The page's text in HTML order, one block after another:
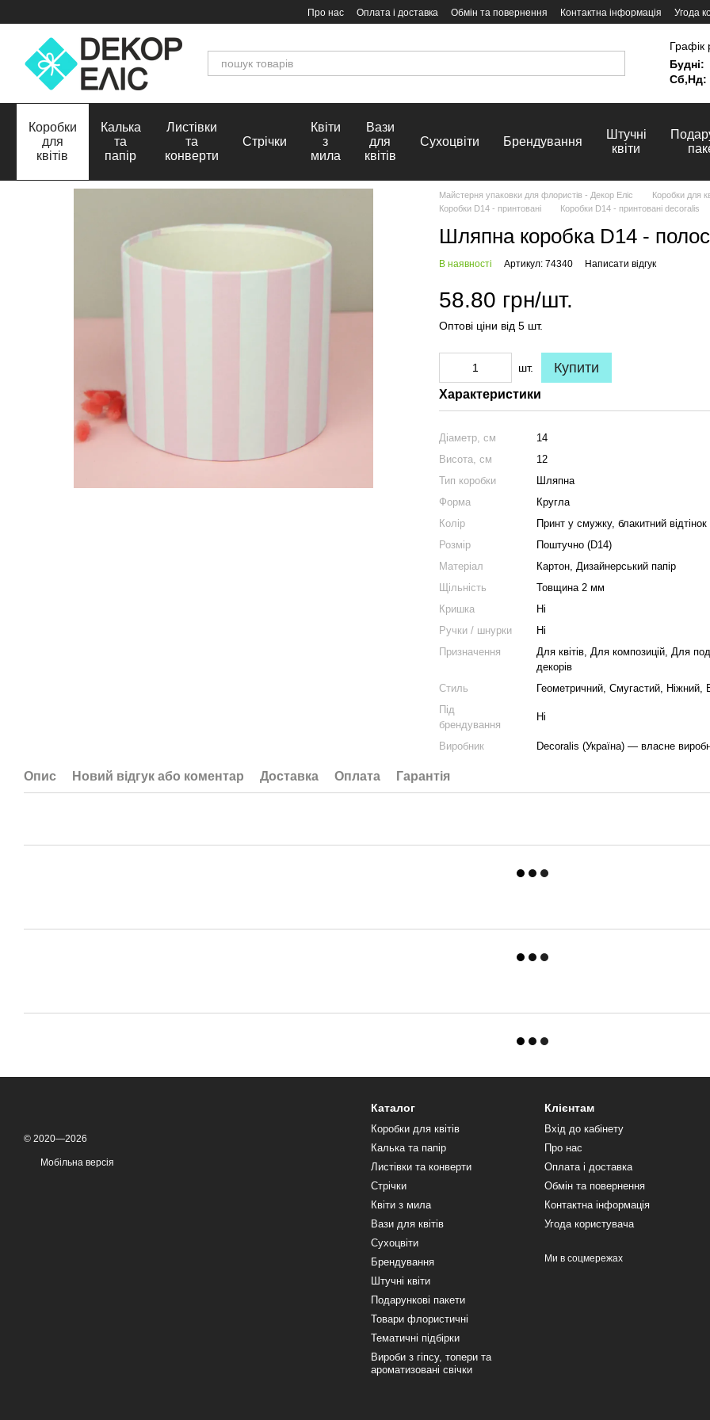
Про нас Оплата і доставка Обмін та повернення Контактна інформація Угода
Графік
Будні:
Сб,Нд:
Коробки
для
квітів
Калька
та
папір
Листівки
та
конверти
Стрічки
Квіти
з
мила
Вази
для
квітів
Сухоцвіти Брендування
Штучні
квіти
Майстерня упаковки для флористів - Декор Еліс Коробки для
Коробки D14 - принтовані
Коробки D14 - принтовані decoralis
Шляпна коробка D14 -
В наявності Артикул: 74340 Написати відгук
58.80 грн/шт.
Оптові ціни від 5 шт.
шт. Купити
Характеристики
Діаметр, см
14
Висота, см
12
Тип коробки
Шляпна
Форма
Кругла
Колір
Принт у смужку, блакитний відтінок
Розмір
Поштучно (D14)
Матеріал
Картон, Дизайнерський папір
Щільність
Товщина 2 мм
Кришка
Ні
Ручки / шнурки
Ні
Призначення
Для квітів, Для композицій, Для
декорів
Стиль
Геометричний, Смугастий, Ніжний,
Під
брендування
Ні
Виробник Decoralis (Україна) — власне
Опис Новий відгук або коментар Доставка Оплата Гарантія
© 2020—2026
Мобільна версія
Каталог
Коробки для квітів
Калька та папір
Листівки та конверти
Стрічки
Квіти з мила
Вази для квітів
Сухоцвіти
Брендування
Штучні квіти
Подарункові пакети
Товари флористичні
Тематичні підбірки
Вироби з гіпсу, топери та
ароматизовані свічки
Клієнтам
Вхід до кабінету
Про нас
Оплата і доставка
Обмін та повернення
Контактна інформація
Угода користувача
Ми в соцмережах